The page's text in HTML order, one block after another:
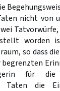
nicht von
Tatvorwürfe,
worden
so dass
begrenzten
für
Taten die